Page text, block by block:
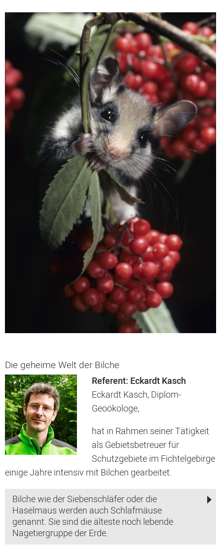
Die geheime Welt der Bilche
Referent: Eckardt Kasch
Eckardt Kasch, Diplom-
Geoökologe,
hat in Rahmen seiner Tätigkeit
als Gebietsbetreuer für
Schutzgebiete im Fichtelgebirge
einige Jahre intensiv mit Bilchen gearbeitet.
Bilche wie der Siebenschläfer oder die
Haselmaus werden auch Schlafmäuse
genannt. Sie sind die älteste noch lebende
Nagetiergruppe der Erde.